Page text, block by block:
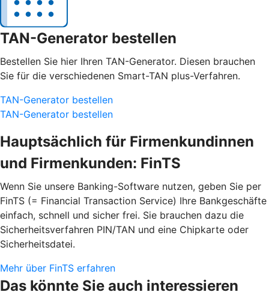
TAN-Generator bestellen
Bestellen Sie hier Ihren TAN-Generator. Diesen brauchen
Sie für die verschiedenen Smart-TAN plus-Verfahren.
TAN-Generator bestellen
TAN-Generator bestellen
Hauptsächlich für Firmenkundinnen
und Firmenkunden: FinTS
Wenn Sie unsere Banking-Software nutzen, geben Sie per
FinTS (= Financial Transaction Service) Ihre Bankgeschäfte
einfach, schnell und sicher frei. Sie brauchen dazu die
Sicherheitsverfahren PIN/TAN und eine Chipkarte oder
Sicherheitsdatei.
Mehr über FinTS erfahren
Das könnte Sie auch interessieren